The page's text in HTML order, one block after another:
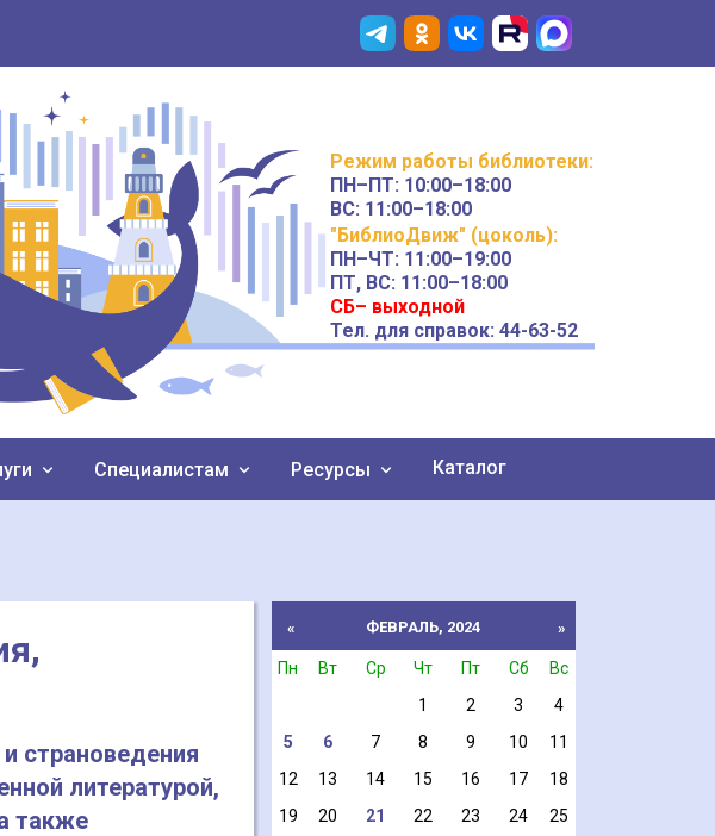
Режим работы библиотеки:
ПН–ПТ: 10:00–18:00
ВС: 11:00–18:00
"БиблиоДвиж" (цоколь):
ПН–ЧТ: 11:00–19:00
ПТ, ВС: 11:00–18:00
СБ– выходной
Тел. для справок: 44-63-52
Специалистам Ресурсы Каталог
страноведения
литературой,
также
« ФЕВРАЛЬ, 2024 »
Пн Вт Ср Чт Пт Сб
Вс
1
2 3
4
5
6 7 8 9 10
11
12
13 14 15 16 17
18
19
20 21 22 23 24
25